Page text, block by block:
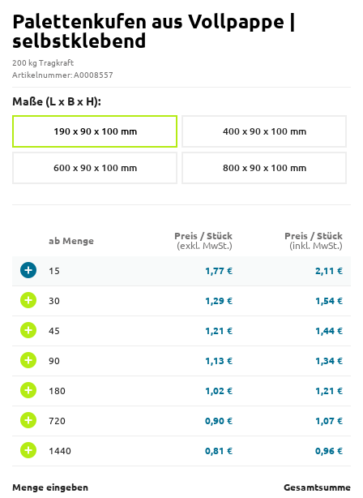
Palettenkufen aus Vollpappe |
selbstklebend
200 kg Tragkraft
Artikelnummer: A0008557
Maße (L x B x H):
190 x 90 x 100 mm 400 x 90 x 100 mm
600 x 90 x 100 mm 800 x 90 x 100 mm
ab Menge
Preis / Stück
(exkl. MwSt.)
Preis / Stück
(inkl. MwSt.)
15 1,77 € 2,11 €
30 1,29 € 1,54 €
45 1,21 € 1,44 €
90 1,13 € 1,34 €
180 1,02 € 1,21 €
720 0,90 € 1,07 €
1440 0,81 € 0,96 €
Menge eingeben Gesamtsumme